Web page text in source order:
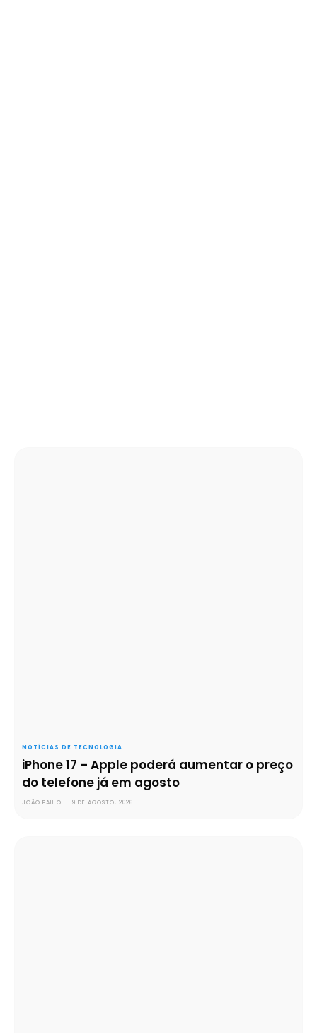
NOTÍCIAS DE TECNOLOGIA
iPhone 17 – Apple poderá aumentar o preço
do telefone já em agosto
JOÃO PAULO - 9 DE AGOSTO, 2026